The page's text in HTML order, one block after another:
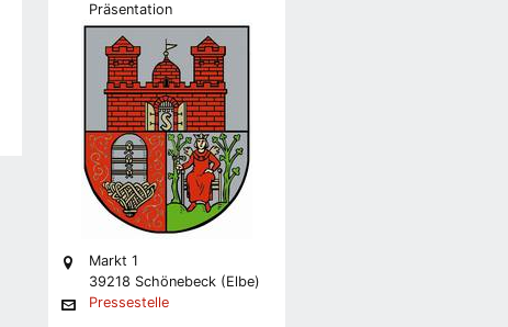
Präsentation
Markt 1
39218 Schönebeck (Elbe)
Pressestelle